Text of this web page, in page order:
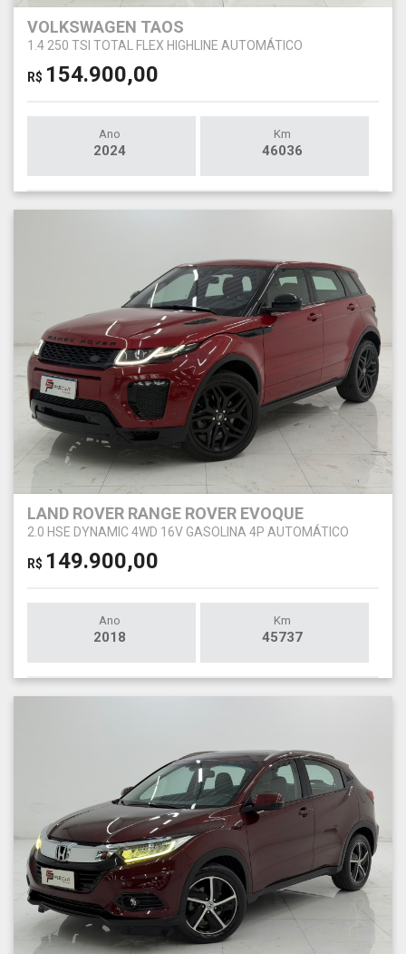
VOLKSWAGEN TAOS
1.4 250 TSI TOTAL FLEX HIGHLINE AUTOMÁTICO
R$ 154.900,00
Ano
2024
Km
46036
LAND ROVER RANGE ROVER EVOQUE
2.0 HSE DYNAMIC 4WD 16V GASOLINA 4P AUTOMÁTICO
R$ 149.900,00
Ano
2018
Km
45737